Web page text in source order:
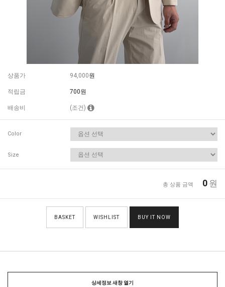
상품가 94,000원
적립금 700원
배송비 (조건)
Color
Size
총 상품 금액 0 원
BASKET WISHLIST BUY IT NOW
상세정보 새창 열기